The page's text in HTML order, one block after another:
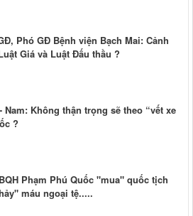
Phó GĐ Bệnh viện Bạch Mai: Cảnh
Giá và Luật Đấu thầu ?
Không thận trọng sẽ theo “vết xe
?
Phạm Phú Quốc "mua" quốc tịch
máu ngoại tệ.....